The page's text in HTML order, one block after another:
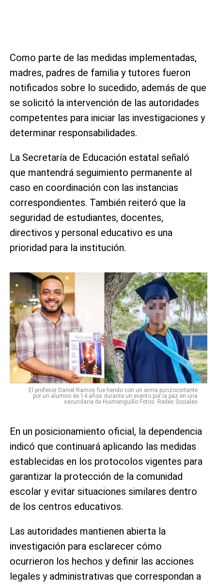
Como parte de las medidas implementadas,
madres, padres de familia y tutores fueron
notificados sobre lo sucedido, además de que
se solicitó la intervención de las autoridades
competentes para iniciar las investigaciones y
determinar responsabilidades.
La Secretaría de Educación estatal señaló
que mantendrá seguimiento permanente al
caso en coordinación con las instancias
correspondientes. También reiteró que la
seguridad de estudiantes, docentes,
directivos y personal educativo es una
prioridad para la institución.
El profesor Daniel Ramos fue herido con un arma punzocortante
por un alumno de 14 años durante un evento por la paz en una
secundaria de Huimanguillo Fotos: Redes Sociales
En un posicionamiento oficial, la dependencia
indicó que continuará aplicando las medidas
establecidas en los protocolos vigentes para
garantizar la protección de la comunidad
escolar y evitar situaciones similares dentro
de los centros educativos.
Las autoridades mantienen abierta la
investigación para esclarecer cómo
ocurrieron los hechos y definir las acciones
legales y administrativas que correspondan a